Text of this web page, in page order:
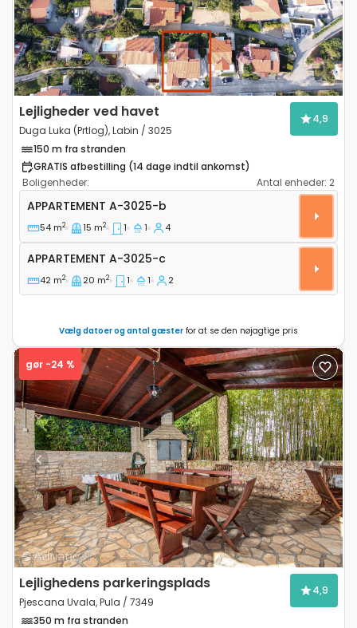
Lejligheder ved havet
Duga Luka (Prtlog), Labin / 3025
4,9
150 m fra stranden
GRATIS afbestilling (14 dage indtil ankomst)
Boligenheder:
Antal enheder: 2
Etværelses lejlighed Duga Luka (Prtlog), Labin A-
APPARTEMENT A-3025-b
54 m2 15 m2 1 1 4
Appartement A-3025-c
APPARTEMENT A-3025-c
42 m2 20 m2 1 1 2
Vælg datoer og antal gæster for at se den nøjagtige pris
Previous Next
gør -24 %
Lejlighedens parkeringsplads
Pjescana Uvala, Pula / 7349
4,9
350 m fra stranden